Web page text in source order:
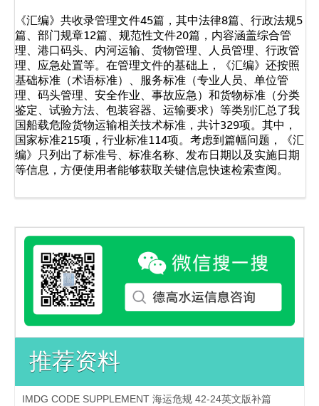
《汇编》共收录管理文件45篇，其中法律8篇、行政法规5
篇、部门规章12篇、规范性文件20篇，内容涵盖综合管
理、港口码头、内河运输、货物管理、人员管理、行政管
理、应急处置等。在管理文件的基础上，《汇编》还按照
基础标准（术语标准）、服务标准（专业人员、单位管
理、码头管理、安全作业、事故应急）和货物标准（分类
鉴定、试验方法、包装容器、运输要求）等类别汇总了我
国船载危险货物运输相关技术标准，共计329项。其中，
国家标准215项，行业标准114项。考虑到篇幅问题，《汇
编》只列出了标准号、标准名称、发布日期以及实施日期
等信息，方便使用者能够获取关键信息快速检索查阅。
推荐资料
IMDG CODE SUPPLEMENT 海运危规 42-24英文版补篇